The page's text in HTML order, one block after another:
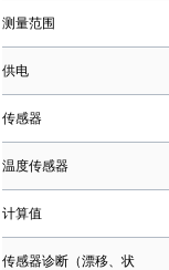
测量范围
供电
传感器
温度传感器
计算值
传感器诊断（漂移、状